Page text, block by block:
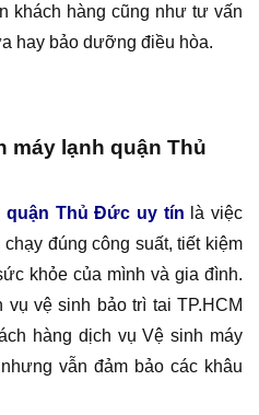
khách hàng cũng như tư vấn
hay bảo dưỡng điều hòa.
máy lạnh quận Thủ
quận Thủ Đức uy tín là việc
đúng công suất, tiết kiệm
khỏe của mình và gia đình.
vệ sinh bảo trì tai TP.HCM
hàng dịch vụ Vệ sinh máy
vẫn đảm bảo các khâu